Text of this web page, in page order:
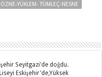
ÖZNE-YÜKLEM- TÜMLEÇ-NESNE
Seyitgazi'de doğdu.
Eskişehir'de,Yüksek